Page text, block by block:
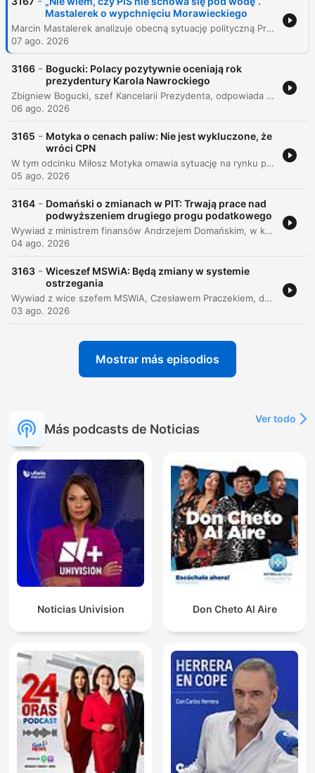
Mastalerek o wypchnięciu Morawieckiego
Marcin Mastalerek analizuje obecną sytuację polityczną Prawa i Sprawiedliwości, wskazując na ryzyko utraty pozycji lidera prawicy na rzecz Konfederacji oraz omawia przyszłą rolę Mateusza Morawieckiego i wpływ Karola Nawrockiego na scenę polityczną. Rozmowa dotyczy również potencjalnych scenariuszy koalicyjnych między Koalicją Obywatelską a PSL, sytuacji Donalda Tuska oraz aktywności politycznej Andrzeja Dudy po zakończeniu prezydentury.
07 ago. 2026
3166 - Bogucki: Polacy pozytywnie oceniają rok
prezydentury Karola Nawrockiego
Zbigniew Bogucki, szef Kancelarii Prezydenta, odpowiada na pytania dotyczące prezydentury, w tym zarzutów o dzielenie Polaków oraz kwestii wetowania ustaw. Rozmowa obejmuje również temat ułaskawienia Pana Starucha oraz kontrowersje wokół spotkania w Pałacu Prezydenckim z Jerzym Ziębą. Rozmówca omawia proces rozpatrywania nowej ustawy oraz reaguje na krytykę ministra Żurka dotyczącą weryfikacji życiorysów sędziów. Poruszane są także relacje na linii Premier-Prezydent, sytuacja ugrupowań prawicowych oraz osobiste ambicje polityczne Boguckiego.
06 ago. 2026
3165 - Motyka o cenach paliw: Nie jest wykluczone, że
wróci CPN
W tym odcinku Miłosz Motyka omawia sytuację na rynku paliw, wskazując na spadki cen hurtowych oraz potencjalne wprowadzenie pakietu CPN. Rozmowa dotyczy również bezpieczeństwa energetycznego Polski podczas upałów, postępów w budowie elektrowni jądrowej w Choczewie oraz trudności związanych z systemem ETS. Gość krytykuje polityczne spory wokół systemu ETS oraz próby rebrandingu Mateusza Morawieckiego na polityka centroprawicowego, wskazując na brak autentyczności w zmianie wizerunkowej byłego premiera.
05 ago. 2026
3164 - Domański o zmianach w PIT: Trwają prace nad
podwyższeniem drugiego progu podatkowego
Wywiad z ministrem finansów Andrzejem Domańskim, w którym poruszane są kluczowe kwestie dotyczące polityki fiskalnej i budżetowej Polski. Rozmowa koncentruje się na planowanych zmianach w systemie podatkowym, w tym na potencjalnym podniesieniu progu podatkowego oraz kwoty wolnej od podatku w ramach prac nad ustawą budżetową na rok 2027. Minister wskazuje na wyzwania związane z rosnącymi wynagrodzeniami i koniecznością zachowania odpowiedzialności budżetowej przy jednoczesnych wysokich nakładach na bezpieczeństwo i ochronę zdrowia. W dalszej części rozmowy poruszono temat cen paliw, wpływu decyzji prezydenta Andrzeja Dudy na mechanizmy wsparcia kierowców oraz kwestię akcyzy na alkohol. Dyskusja obejmuje także aspekty polityki demograficznej, w tym ocenę programów takich jak Aktywny Rodzic oraz propozycje zmian w systemie emerytalnym i podatku katastralnym.
04 ago. 2026
3163 - Wiceszef MSWiA: Będą zmiany w systemie
ostrzegania
Wywiad z wice szefem MSWiA, Czesławem Praczekiem, dotyczący bezpieczeństwa narodowego oraz sytuacji przestępczości w Polsce. Rozmowa obejmuje kwestie procedur postępowania w przypadku zagrożenia powietrznego, modernizacji systemów alarmowych (syreny, alert RCB) oraz rozwoju aplikacji mobilnych do ostrzegania ludności. Gość odnosi się również do statystyk dotyczących przestępstw z nienawiści wobec obywateli Ukrainy, wskazując na wzrost liczby incydentów motywowanych etnicznie, przy jednoczesnym spadku ogólnej przestępczości kryminalnej. W dalszej części dyskusji poruszono temat politycznego zaangażowania funkcjonariuszy służb mundurowych oraz ochrony bezstronności formacji podległych MSWiA.
03 ago. 2026
Mostrar más episodios
Más podcasts de Noticias
Ver todo
Noticias Univision Don Cheto Al Aire